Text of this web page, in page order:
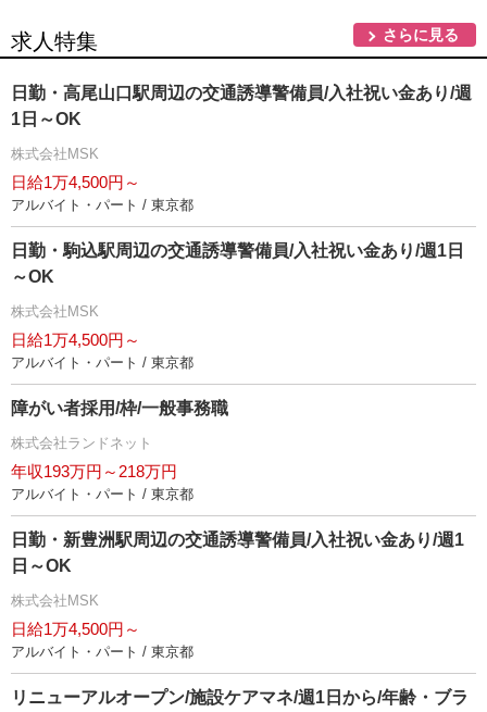
求人特集 さらに見る
日勤・高尾山口駅周辺の交通誘導警備員/入社祝い金あり/週
1日～OK
株式会社MSK
日給1万4,500円～
アルバイト・パート / 東京都
日勤・駒込駅周辺の交通誘導警備員/入社祝い金あり/週1日
～OK
株式会社MSK
日給1万4,500円～
アルバイト・パート / 東京都
障がい者採用/枠/一般事務職
株式会社ランドネット
年収193万円～218万円
アルバイト・パート / 東京都
日勤・新豊洲駅周辺の交通誘導警備員/入社祝い金あり/週1
日～OK
株式会社MSK
日給1万4,500円～
アルバイト・パート / 東京都
リニューアルオープン/施設ケアマネ/週1日から/年齢・ブラ